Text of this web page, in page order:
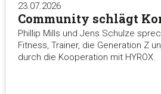
23.07.2026
Community schlägt
Phillip Mills und Jens Schulze
Fitness, Trainer, die Generation Z
durch die Kooperation mit HYROX.